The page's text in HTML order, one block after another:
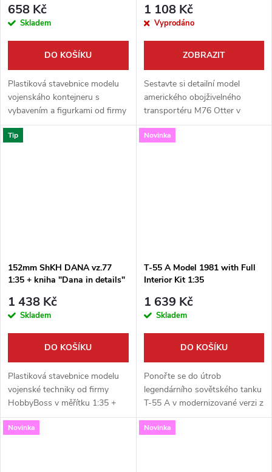
658 Kč
Skladem
DO KOŠÍKU
Plastiková stavebnice modelu
vojenskáho kontejneru s
vybavením a figurkami od firmy
Gecko Models v měřítku 1:35.
Neobsahuje barvy ani lepidlo.
1 108 Kč
Vyprodáno
ZOBRAZIT
Sestavte si detailní model
amerického obojživelného
transportéru M76 Otter v
měřítku 1:35. Tato špičková
stavebnice od Gecko Models
Tip
152mm ShKH DANA vz.77
1:35 + kniha "Dana in details"
1 438 Kč
Skladem
DO KOŠÍKU
Plastiková stavebnice modelu
vojenské techniky od firmy
HobbyBoss v měřítku 1:35 +
kniha Dana in details.
Neobsahuje barvy ani lepidlo.
Novinka
T-55 A Model 1981 with Full
Interior Kit 1:35
1 639 Kč
Skladem
DO KOŠÍKU
Ponořte se do útrob
legendárního sovětského tanku
T-55 A v modernizované verzi z
roku 1981! Tato špičková
stavebnice od Rye Field Model
Novinka Novinka